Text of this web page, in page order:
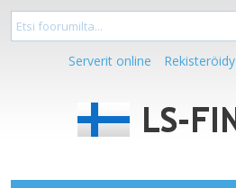
Serverit online Rekisteröidy